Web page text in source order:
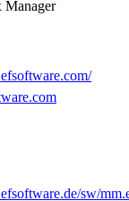
sw/